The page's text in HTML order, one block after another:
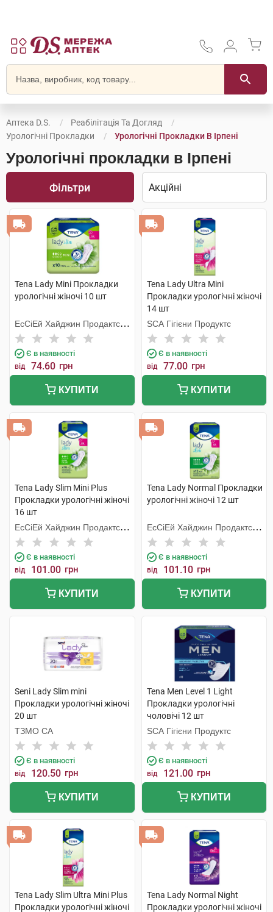
Аптека D.S.
Реабілітація Та Догляд
Урологічні Прокладки
Урологічні Прокладки В Ірпені
Урологічні прокладки в Ірпені
Фільтри
Tena Lady Mini Прокладки
урологічні жіночі 10 шт
ЕсСіЕй Хайджин Продактс
Хугезанд
Є в наявності
від 74.60 грн
КУПИТИ
Tena Lady Ultra Mini
Прокладки урологічні жіночі
14 шт
SCA Гігієни Продуктс
Є в наявності
від 77.00 грн
КУПИТИ
Tena Lady Slim Mini Plus
Прокладки урологічні жіночі
16 шт
ЕсСіЕй Хайджин Продактс
Хугезанд
Є в наявності
від 101.00 грн
КУПИТИ
Tena Lady Normal Прокладки
урологічні жіночі 12 шт
ЕсСіЕй Хайджин Продактс
Хугезанд
Є в наявності
від 101.10 грн
КУПИТИ
Seni Lady Slim mini
Прокладки урологічні жіночі
20 шт
ТЗМО СА
Є в наявності
від 120.50 грн
КУПИТИ
Tena Men Level 1 Light
Прокладки урологічні
чоловічі 12 шт
SCA Гігієни Продуктс
Є в наявності
від 121.00 грн
КУПИТИ
Tena Lady Slim Ultra Mini Plus
Прокладки урологічні жіночі
Tena Lady Normal Night
Прокладки урологічні жіночі